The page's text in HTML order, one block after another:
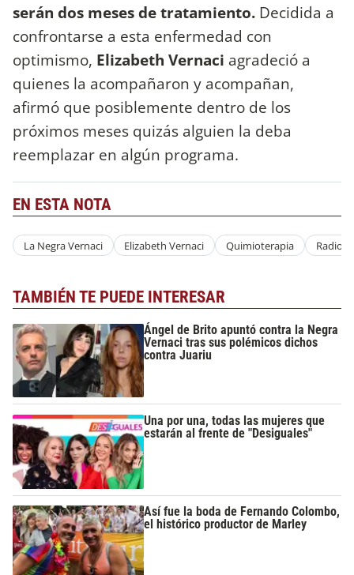
serán dos meses de tratamiento. Decidida a
confrontarse a esta enfermedad con
optimismo, Elizabeth Vernaci agradeció a
quienes la acompañaron y acompañan,
afirmó que posiblemente dentro de los
próximos meses quizás alguien la deba
reemplazar en algún programa.
EN ESTA NOTA
La Negra Vernaci Elizabeth Vernaci Quimioterapia Radio
TAMBIÉN TE PUEDE INTERESAR
Ángel de Brito apuntó contra la Negra
Vernaci tras sus polémicos dichos
contra Juariu
Una por una, todas las mujeres que
estarán al frente de "Desiguales"
Así fue la boda de Fernando Colombo,
el histórico productor de Marley